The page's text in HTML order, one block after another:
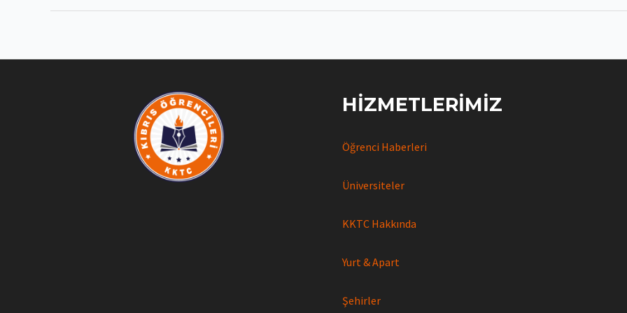
HIZMETLERIMIZ
Öğrenci Haberleri
Üniversiteler
KKTC Hakkında
Yurt & Apart
Şehirler